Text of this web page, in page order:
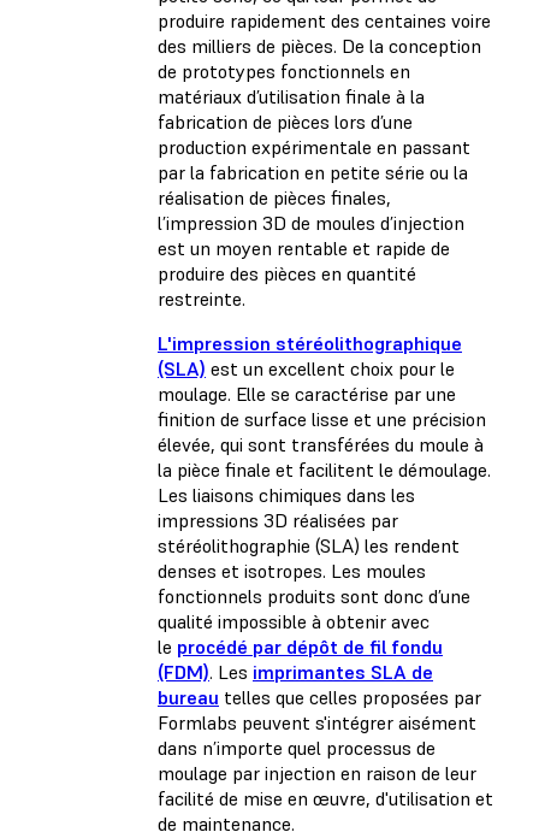
produire rapidement des centaines voire
des milliers de pièces. De la conception
de prototypes fonctionnels en
matériaux d’utilisation finale à la
fabrication de pièces lors d’une
production expérimentale en passant
par la fabrication en petite série ou la
réalisation de pièces finales,
l’impression 3D de moules d’injection
est un moyen rentable et rapide de
produire des pièces en quantité
restreinte.
L'impression stéréolithographique
(SLA) est un excellent choix pour le
moulage. Elle se caractérise par une
finition de surface lisse et une précision
élevée, qui sont transférées du moule à
la pièce finale et facilitent le démoulage.
Les liaisons chimiques dans les
impressions 3D réalisées par
stéréolithographie (SLA) les rendent
denses et isotropes. Les moules
fonctionnels produits sont donc d’une
qualité impossible à obtenir avec
le procédé par dépôt de fil fondu
(FDM). Les imprimantes SLA de
bureau telles que celles proposées par
Formlabs peuvent s'intégrer aisément
dans n’importe quel processus de
moulage par injection en raison de leur
facilité de mise en œuvre, d'utilisation et
de maintenance.